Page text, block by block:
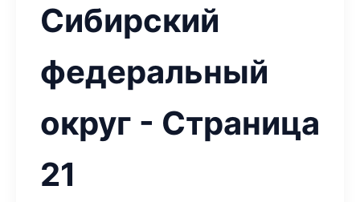
Сибирский
федеральный
округ - Страница
21